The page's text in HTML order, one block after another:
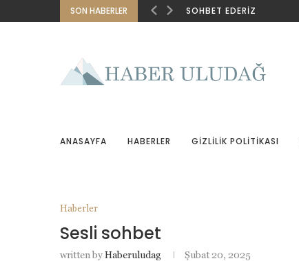
SON HABERLER SOHBET EDERIZ
ANASAYFA HABERLER GIZLILIK POLITIKASI
Haberler
Sesli sohbet
written byHaberuludag Şubat 20, 2025